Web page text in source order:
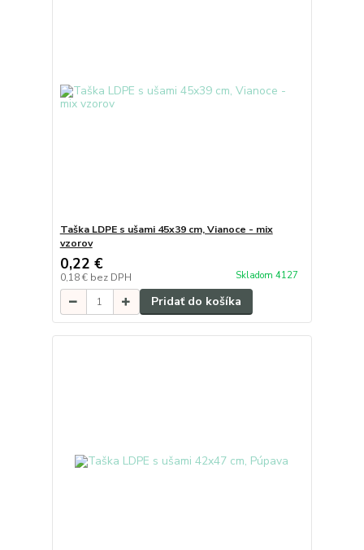
Taška LDPE s ušami 45x39 cm, Vianoce - mix
vzorov
0,22 €
0,18 € bez DPH Skladom 4127
Pridať do košíka